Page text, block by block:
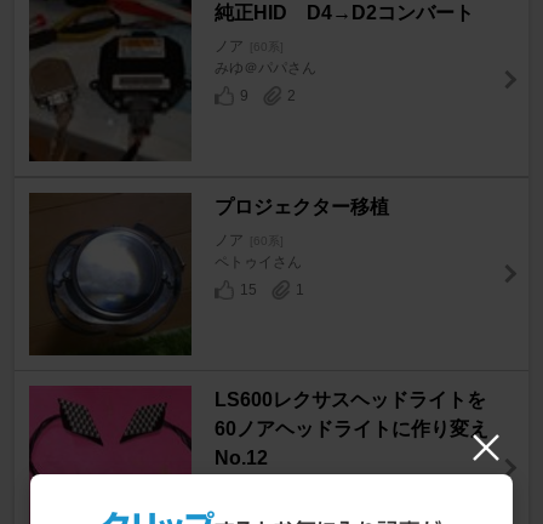
純正HID D4→D2コンバート
ノア [60系]
みゆ＠パパさん
9
2
プロジェクター移植
ノア [60系]
ペトゥイさん
15
1
LS600レクサスヘッドライトを
60ノアヘッドライトに作り変え
No.12
ko.さん